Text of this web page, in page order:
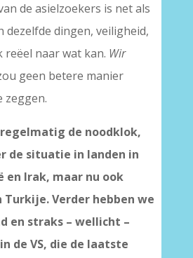
de asielzoekers is net als
dezelfde dingen, veiligheid,
reëel naar wat kan. Wir
geen betere manier
zeggen.
de noodklok,
de situatie in landen in
en Irak, maar nu ook
Verder hebben we
en straks – wellicht –
de VS, die de laatste